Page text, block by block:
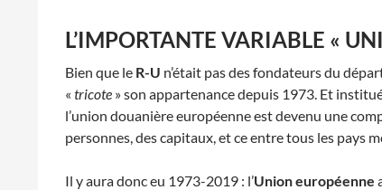
L’IMPORTANTE VARIABLE «
Bien que le R-U n’était pas des fondateurs du
« tricote » son appartenance depuis 1973. Et institué
l’union douanière européenne est devenu une
personnes, des capitaux, et ce entre tous les pays
Il y aura donc eu 1973-2019 : l’Union européenne